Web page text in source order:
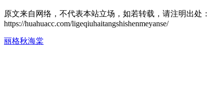
原文来自网络，不代表本站立场，如若转载，请注明出处：
https://huahuacc.com/ligeqiuhaitangshishenmeyanse/
丽格秋海棠